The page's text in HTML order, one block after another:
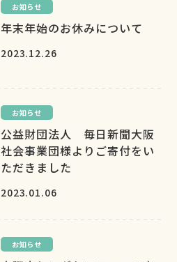
お知らせ
年末年始のお休みについて
2023.12.26
お知らせ
公益財団法人 毎日新聞大阪
社会事業団様よりご寄付をい
ただきました
2023.01.06
お知らせ